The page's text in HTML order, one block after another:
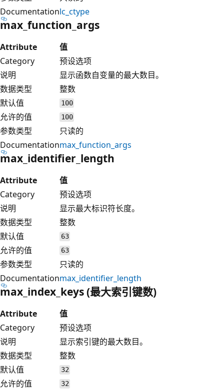
Documentationlc_ctype
max_function_args
Attribute
值
Category
预设选项
说明
显示函数自变量的最大数目。
数据类型
整数
默认值
100
允许的值 100
参数类型
只读的
Documentationmax_function_args
max_identifier_length
Attribute
值
Category
预设选项
说明
显示最大标识符长度。
数据类型
整数
默认值
63
允许的值 63
参数类型
只读的
Documentationmax_identifier_length
max_index_keys (最大索引键数)
Attribute
值
Category
预设选项
说明
显示索引键的最大数目。
数据类型
整数
默认值
32
允许的值 32